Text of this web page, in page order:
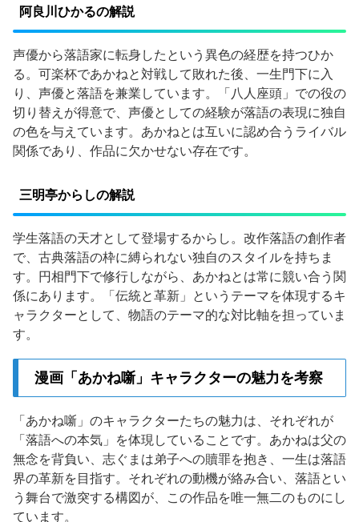
阿良川ひかるの解説
声優から落語家に転身したという異色の経歴を持つひか
る。可楽杯であかねと対戦して敗れた後、一生門下に入
り、声優と落語を兼業しています。「八人座頭」での役の
切り替えが得意で、声優としての経験が落語の表現に独自
の色を与えています。あかねとは互いに認め合うライバル
関係であり、作品に欠かせない存在です。
三明亭からしの解説
学生落語の天才として登場するからし。改作落語の創作者
で、古典落語の枠に縛られない独自のスタイルを持ちま
す。円相門下で修行しながら、あかねとは常に競い合う関
係にあります。「伝統と革新」というテーマを体現するキ
ャラクターとして、物語のテーマ的な対比軸を担っていま
す。
漫画「あかね噺」キャラクターの魅力を考察
「あかね噺」のキャラクターたちの魅力は、それぞれが
「落語への本気」を体現していることです。あかねは父の
無念を背負い、志ぐまは弟子への贖罪を抱き、一生は落語
界の革新を目指す。それぞれの動機が絡み合い、落語とい
う舞台で激突する構図が、この作品を唯一無二のものにし
ています。